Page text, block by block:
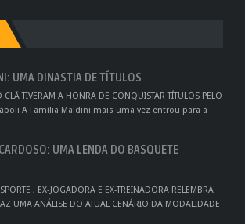
UMA DINASTIA DE TÍTULOS
CLÃ TIVERAM A HONRA DE CONQUISTAR TÍTULOS PELO
A Família Maldini mais uma vez entrou para a
UMA LENDA DO BASQUETE
, EX-JOGADORA E EX-TREINADORA RELEMBRA
UMA ANÁLISE DO ATUAL CENÁRIO DA MODALIDADE